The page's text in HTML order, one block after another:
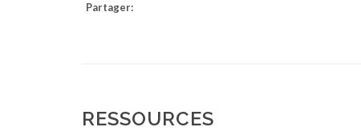
Partager:
RESSOURCES